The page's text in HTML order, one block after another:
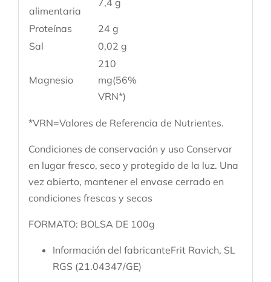
alimentaria
7,4 g
Proteínas
24 g
Sal
0,02 g
Magnesio
210
mg(56%
VRN*)
*VRN=Valores de Referencia de Nutrientes.
Condiciones de conservación y uso Conservar
en lugar fresco, seco y protegido de la luz. Una
vez abierto, mantener el envase cerrado en
condiciones frescas y secas
FORMATO: BOLSA DE 100g
Información del fabricanteFrit Ravich, SL
RGS (21.04347/GE)